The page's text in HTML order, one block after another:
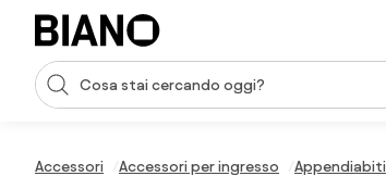
Salta la navigazione, vai al contenuto
Input della ricerca
Accessori Accessori per ingresso Appendiabiti